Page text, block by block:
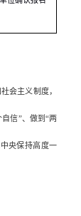
会主义制度，
信”、做到“两
央保持高度一